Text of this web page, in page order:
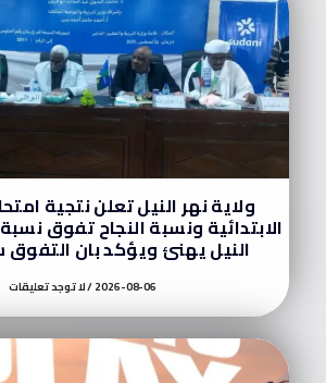
ولاية نهر النيل تعلن نتجية
النيل يهنئ ويؤكد بان التفوق
2026-08-06 لا توجد تعليقات